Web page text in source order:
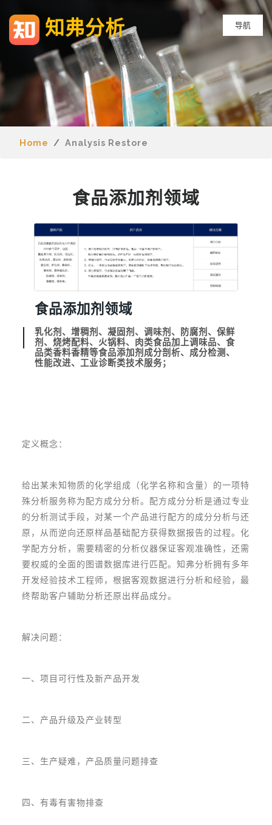
知弗分析 导航
Home Analysis Restore
食品添加剂领域
食品添加剂领域
乳化剂、增稠剂、凝固剂、调味剂、防腐剂、保鲜
剂、烧烤配料、火锅料、肉类食品加上调味品、食
品类香料香精等食品添加剂成分剖析、成分检测、
性能改进、工业诊断类技术服务；
定义概念：
给出某未知物质的化学组成（化学名称和含量）的一项特
殊分析服务称为配方成分分析。配方成分分析是通过专业
的分析测试手段，对某一个产品进行配方的成分分析与还
原，从而逆向还原样品基础配方获得数据报告的过程。化
学配方分析，需要精密的分析仪器保证客观准确性，还需
要权威的全面的图谱数据库进行匹配。知弗分析拥有多年
开发经验技术工程师，根据客观数据进行分析和经验，最
终帮助客户辅助分析还原出样品成分。
解决问题：
一、项目可行性及新产品开发
二、产品升级及产业转型
三、生产疑难，产品质量问题排查
四、有毒有害物排查